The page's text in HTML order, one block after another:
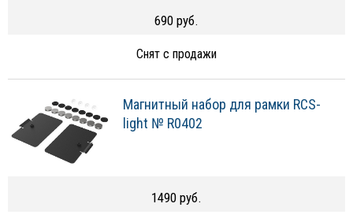
690 руб.
Снят с продажи
Магнитный набор для рамки RCS-
light № R0402
1490 руб.